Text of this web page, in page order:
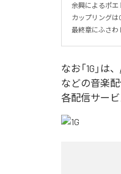
余興によるポエ
カップリングは
最終章にふさわ
なお「1G 」は、
などの音楽
各配信サービ